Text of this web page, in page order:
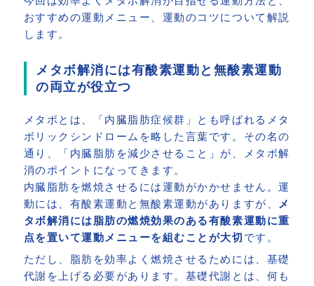
おすすめの運動メニュー、運動のコツについて解説
します。
メタボ解消には有酸素運動と無酸素運動
の両立が役立つ
メタボとは、「内臓脂肪症候群」とも呼ばれるメタ
ボリックシンドロームを略した言葉です。その名の
通り、「内臓脂肪を減少させること」が、メタボ解
消のポイントになってきます。
内臓脂肪を燃焼させるには運動がかかせません。運
動には、有酸素運動と無酸素運動がありますが、
メ
タボ解消には脂肪の燃焼効果のある有酸素運動に重
点を置いて運動メニューを組むことが大切 です。
ただし、脂肪を効率よく燃焼させるためには、基礎
代謝を上げる必要があります。基礎代謝とは、何も